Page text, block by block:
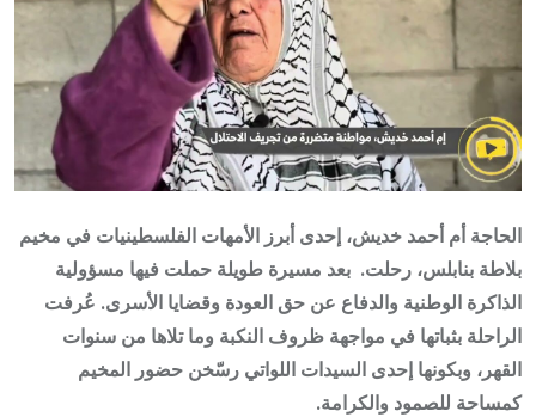
الحاجة أم أحمد خديش، إحدى أبرز الأمهات الفلسطينيات في مخيم
بلاطة بنابلس، رحلت. بعد مسيرة طويلة حملت فيها مسؤولية
الذاكرة الوطنية والدفاع عن حق العودة وقضايا الأسرى. عُرفت
الراحلة بثباتها في مواجهة ظروف النكبة وما تلاها من سنوات
القهر، وبكونها إحدى السيدات اللواتي رسّخن حضور المخيم
كمساحة للصمود والكرامة.